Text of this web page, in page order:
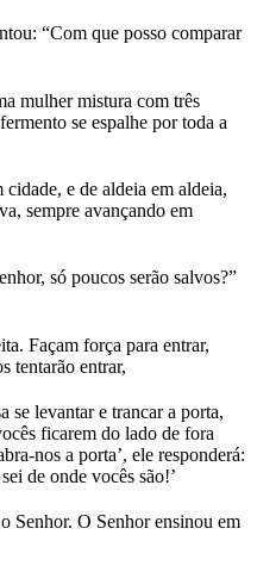
“Com que posso comparar
mulher mistura com três
se espalhe por toda a
cidade, e de aldeia em aldeia,
sempre avançando em
só poucos serão salvos?”
Façam força para entrar,
tentarão entrar,
se levantar e trancar a porta,
ficarem do lado de fora
nos a porta’, ele responderá:
de onde vocês são!’
Senhor. O Senhor ensinou em